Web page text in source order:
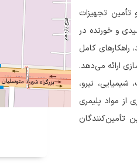
تولید و تأمین تجهیزات
و خورنده در
کامل
ارائه می‌دهد.
نیرو،
از مواد پلیمری
تأمین‌کنندگان